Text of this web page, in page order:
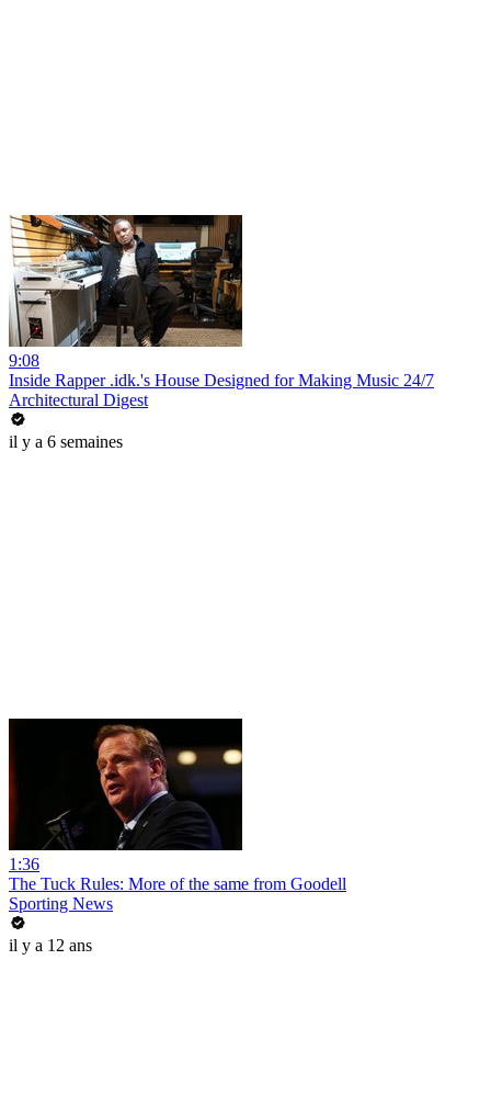
9:08
Inside Rapper .idk.'s House Designed for Making Music 24/7
Architectural Digest
il y a 6 semaines
1:36
The Tuck Rules: More of the same from Goodell
Sporting News
il y a 12 ans